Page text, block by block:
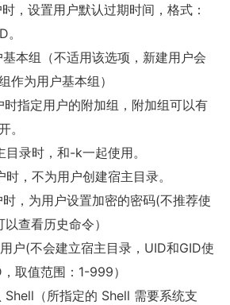
，设置用户默认过期时间，格式：
本组（不适用该选项，新建用户会
作为用户基本组）
指定用户的附加组，附加组可以有
。
录时，和-k一起使用。
，不为用户创建宿主目录。
，为用户设置加密的密码(不推荐使
查看历史命令）
户(不会建立宿主目录，UID和GID使
取值范围：1-999）
Shell（所指定的 Shell 需要系统支